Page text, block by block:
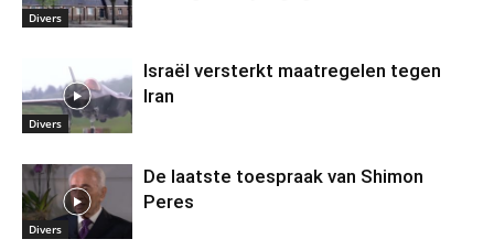
Divers
Divers
Israël versterkt maatregelen tegen
Iran
Divers
De laatste toespraak van Shimon
Peres